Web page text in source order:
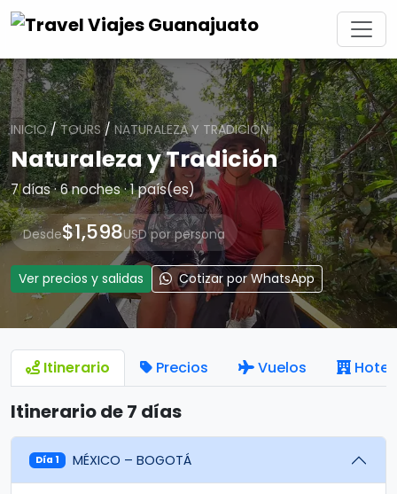
INICIO/TOURS /NATURALEZA Y TRADICIÓN
Naturaleza y Tradición
7 días · 6 noches · 1 país(es)
Desde$1,598USD por persona
Ver precios y salidas Cotizar por WhatsApp
Itinerario Precios Vuelos
Itinerario de 7 días
Día 1 MÉXICO – BOGOTÁ